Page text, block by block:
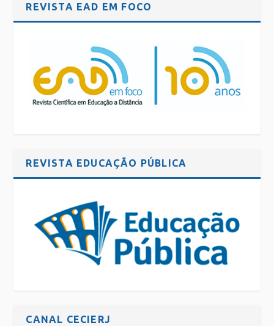
REVISTA EAD EM FOCO
REVISTA EDUCAÇÃO PÚBLICA
CANAL CECIERJ